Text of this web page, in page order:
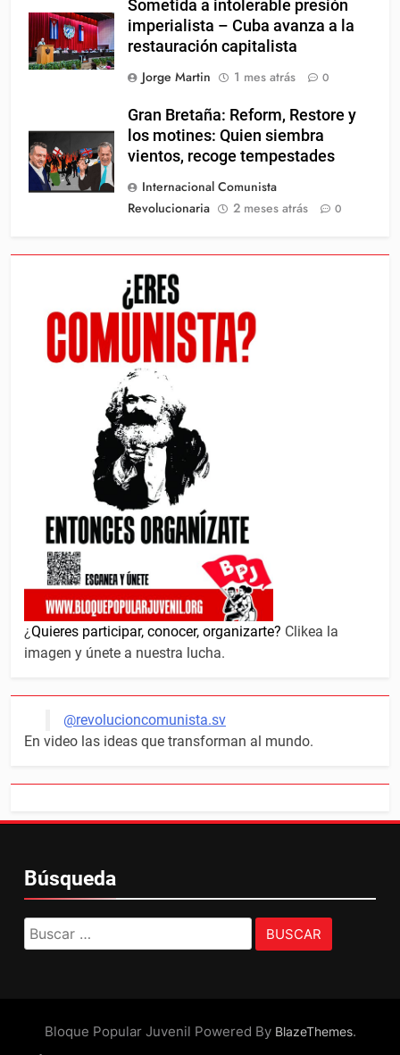
Sometida a intolerable presión
imperialista – Cuba avanza a la
restauración capitalista
Jorge Martin
1 mes atrás 0
Gran Bretaña: Reform, Restore y
los motines: Quien siembra
vientos, recoge tempestades
Internacional Comunista
Revolucionaria
2 meses atrás 0
¿Quieres participar, conocer, organizarte? Clikea la
imagen y únete a nuestra lucha.
@revolucioncomunista.sv
En video las ideas que transforman al mundo.
Búsqueda
Buscar:
Bloque Popular Juvenil Powered By BlazeThemes.